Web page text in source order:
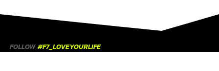
FOLLOW #F7_LOVEYOURLIFE